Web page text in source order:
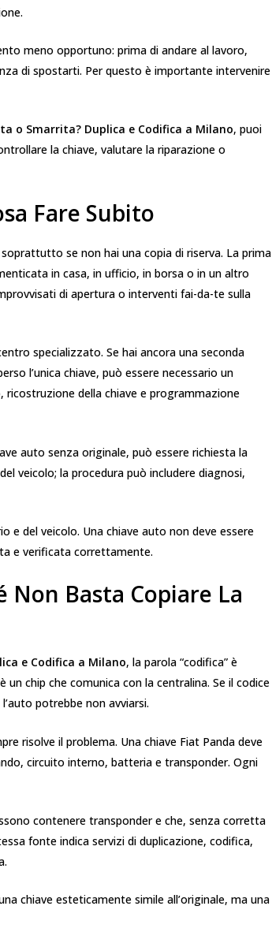
meno opportuno: prima di andare al lavoro,
di spostarti. Per questo è importante intervenire
o Smarrita? Duplica e Codifica a Milano, puoi
la chiave, valutare la riparazione o
Fare Subito
se non hai una copia di riserva. La prima
in casa, in ufficio, in borsa o in un altro
di apertura o interventi fai-da-te sulla
specializzato. Se hai ancora una seconda
l’unica chiave, può essere necessario un
della chiave e programmazione
auto senza originale, può essere richiesta la
veicolo; la procedura può includere diagnosi,
e del veicolo. Una chiave auto non deve essere
e verificata correttamente.
Non Basta Copiare La
e Codifica a Milano, la parola “codifica” è
chip che comunica con la centralina. Se il codice
potrebbe non avviarsi.
risolve il problema. Una chiave Fiat Panda deve
circuito interno, batteria e transponder. Ogni
contenere transponder e che, senza corretta
fonte indica servizi di duplicazione, codifica,
chiave esteticamente simile all’originale, ma una